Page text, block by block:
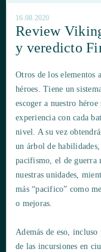
16.08.2020
Review
y veredicto
Otros de los elementos
héroes. Tiene un
escoger a nuestro
experiencia con cada
nivel. A su vez
un árbol de
pacifismo, el de guerra
nuestras unidades,
más “pacifico” como
o mejoras.
Además de eso, incluso
de las incursiones en